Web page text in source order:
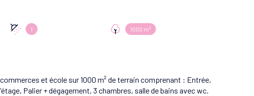
1 1000 m²
et école sur 1000 m² de terrain comprenant : Entrée,
Palier + dégagement, 3 chambres, salle de bains avec wc.